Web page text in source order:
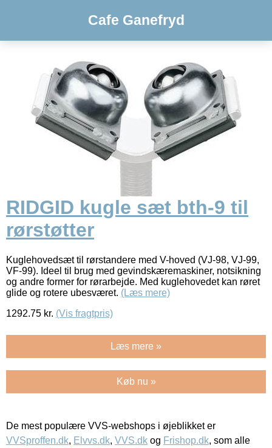
Cafe Ganefryd
RIDGID kugle sæt bth-9 til
rørstøtter
Kuglehovedsæt til rørstandere med V-hoved (VJ-98, VJ-99,
VF-99). Ideel til brug med gevindskæremaskiner, notsikning
og andre former for rørarbejde. Med kuglehovedet kan røret
glide og rotere ubesværet. (Læs mere)
1292.75 kr. (Vis fragtpris)
Læs mere »
Køb nu »
De mest populære VVS-webshops i øjeblikket er
VVSproffen.dk, Elvvs.dk, VVS.dk og Frishop.dk, som alle